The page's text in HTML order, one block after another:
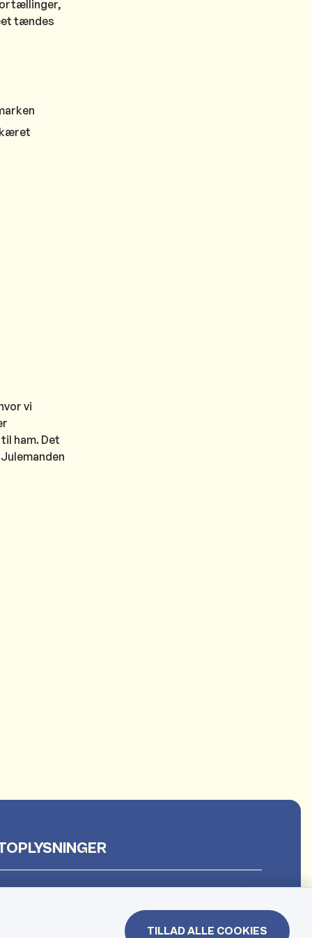
tændes
vi
ham. Det
TILLAD ALLE COOKIES